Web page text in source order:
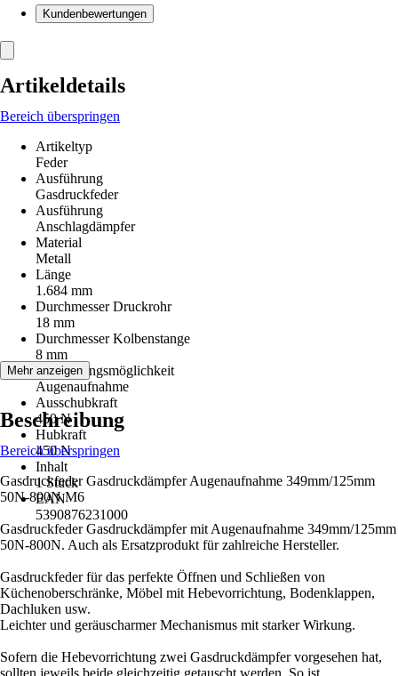
Kundenbewertungen
Artikeldetails
Bereich überspringen
Artikeltyp
Feder
Ausführung
Gasdruckfeder
Ausführung
Anschlagdämpfer
Material
Metall
Länge
1.684 mm
Durchmesser Druckrohr
18 mm
Durchmesser Kolbenstange
8 mm
Befestigungsmöglichkeit
Augenaufnahme
Ausschubkraft
450 N
Hubkraft
450 N
Inhalt
1 Stück
EAN
5390876231000
Mehr anzeigen
Beschreibung
Bereich überspringen
Gasdruckfeder Gasdruckdämpfer Augenaufnahme 349mm/125mm
50N-800N M6
Gasdruckfeder Gasdruckdämpfer mit Augenaufnahme 349mm/125mm
50N-800N. Auch als Ersatzprodukt für zahlreiche Hersteller.
Gasdruckfeder für das perfekte Öffnen und Schließen von
Küchenoberschränke, Möbel mit Hebevorrichtung, Bodenklappen,
Dachluken usw.
Leichter und geräuscharmer Mechanismus mit starker Wirkung.
Sofern die Hebevorrichtung zwei Gasdruckdämpfer vorgesehen hat,
sollten jeweils beide gleichzeitig getauscht werden. So ist